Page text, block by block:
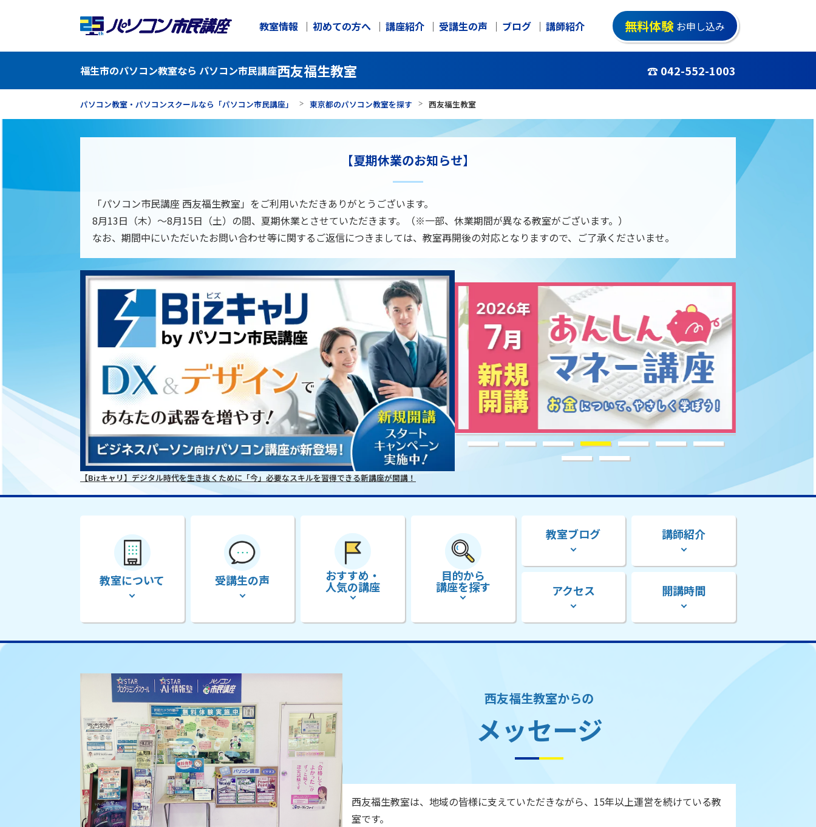
教室情報 初めての方へ 講座紹介 受講生の声 ブログ 講師紹介 無料体験 お申し込み
福生市のパソコン教室なら パソコン市民講座西友福生教室 ☎ 042-552-1003
パソコン教室・パソコンスクールなら「パソコン市民講座」 東京都のパソコン教室を探す 西友福生教室
【夏期休業のお知らせ】
「パソコン市民講座 西友福生教室」をご利用いただきありがとうございます。
8月13日（木）～8月15日（土）の間、夏期休業とさせていただきます。（※一部、休業期間が異なる教室がございます。）
なお、期間中にいただいたお問い合わせ等に関するご返信につきましては、教室再開後の対応となりますので、ご了承くださいませ。
【Bizキャリ】デジタル時代を生き抜くために「今」必要なスキルを習得できる新講座が開講！
教室について 受講生の声 おすすめ・
人気の講座
目的から
講座を探す
教室ブログ 講師紹介
アクセス 開講時間
西友福生教室からの
メッセージ
西友福生教室は、地域の皆様に支えていただきながら、15年以上運営を続けている教
室です。